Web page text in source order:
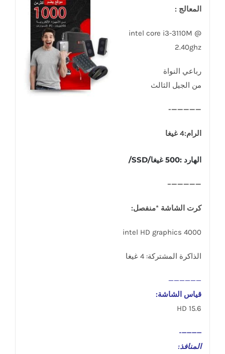
المعالج :
intel core i3-3110M @
2.40ghz
رباعي النواة
من الجيل الثالث
—————-
الرام:4 غيغا
الهارد :500 غيغا/SSD/
—————–
كرت الشاشة *منفصل:
intel HD graphics 4000
الذاكرة المشتركة: 4 غيغا
——————
قياس الشاشة:
15.6 HD
————-
المنافذ: